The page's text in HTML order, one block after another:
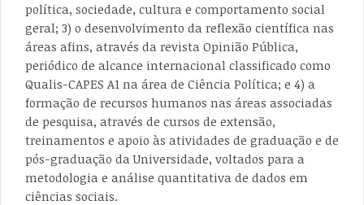
política, sociedade, cultura e comportamento social
geral; 3) o desenvolvimento da reflexão científica nas
áreas afins, através da revista Opinião Pública,
periódico de alcance internacional classificado como
Qualis-CAPES A1 na área de Ciência Política; e 4) a
formação de recursos humanos nas áreas associadas
de pesquisa, através de cursos de extensão,
treinamentos e apoio às atividades de graduação e de
pós-graduação da Universidade, voltados para a
metodologia e análise quantitativa de dados em
ciências sociais.